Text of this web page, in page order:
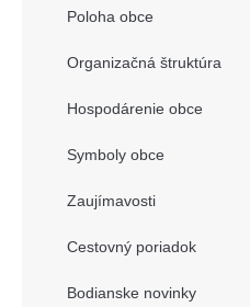
Poloha obce
Organizačná štruktúra
Hospodárenie obce
Symboly obce
Zaujímavosti
Cestovný poriadok
Bodianske novinky